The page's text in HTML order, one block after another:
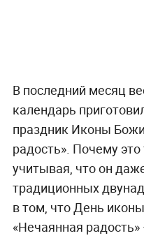
В последний месяц
календарь
праздник Иконы
радость». Почему
учитывая, что он
традиционных
в том, что День
«Нечаянная